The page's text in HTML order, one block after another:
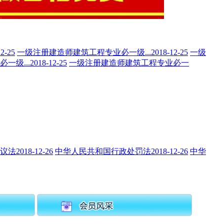
25 一级注册建造师建筑工程专业必一级...2018-12-25 一级
一级...2018-12-25 一级注册建造师建筑工程专业必一
法2018-12-26 中华人民共和国行政处罚法2018-12-26 中华